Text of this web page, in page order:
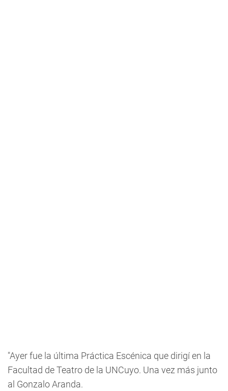
"Ayer fue la última Práctica Escénica que dirigí en la
Facultad de Teatro de la UNCuyo. Una vez más junto
al Gonzalo Aranda.